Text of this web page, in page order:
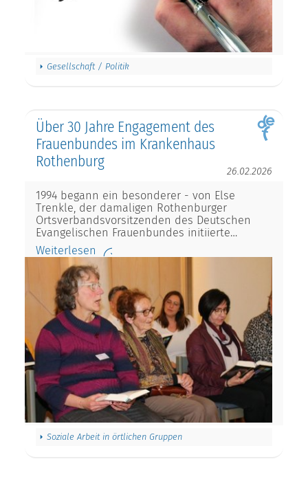
Gesellschaft / Politik
Über 30 Jahre Engagement des
Frauenbundes im Krankenhaus
Rothenburg
26.02.2026
1994 begann ein besonderer - von Else
Trenkle, der damaligen Rothenburger
Ortsverbandsvorsitzenden des Deutschen
Evangelischen Frauenbundes initiierte…
Weiterlesen
Soziale Arbeit in örtlichen Gruppen